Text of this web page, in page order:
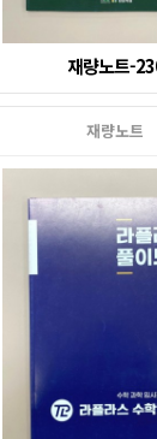
재량노트-
재량노트